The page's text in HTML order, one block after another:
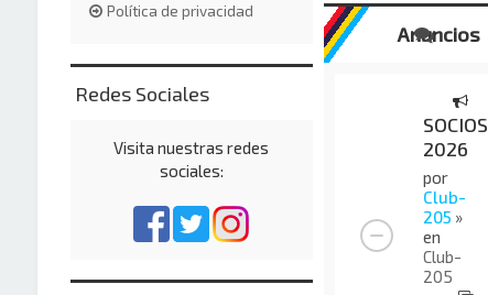
Anuncios
SOCIOS
2026
por
Club-
205 »
en
Club-
205
Política de privacidad
Redes Sociales
Visita nuestras redes
sociales: